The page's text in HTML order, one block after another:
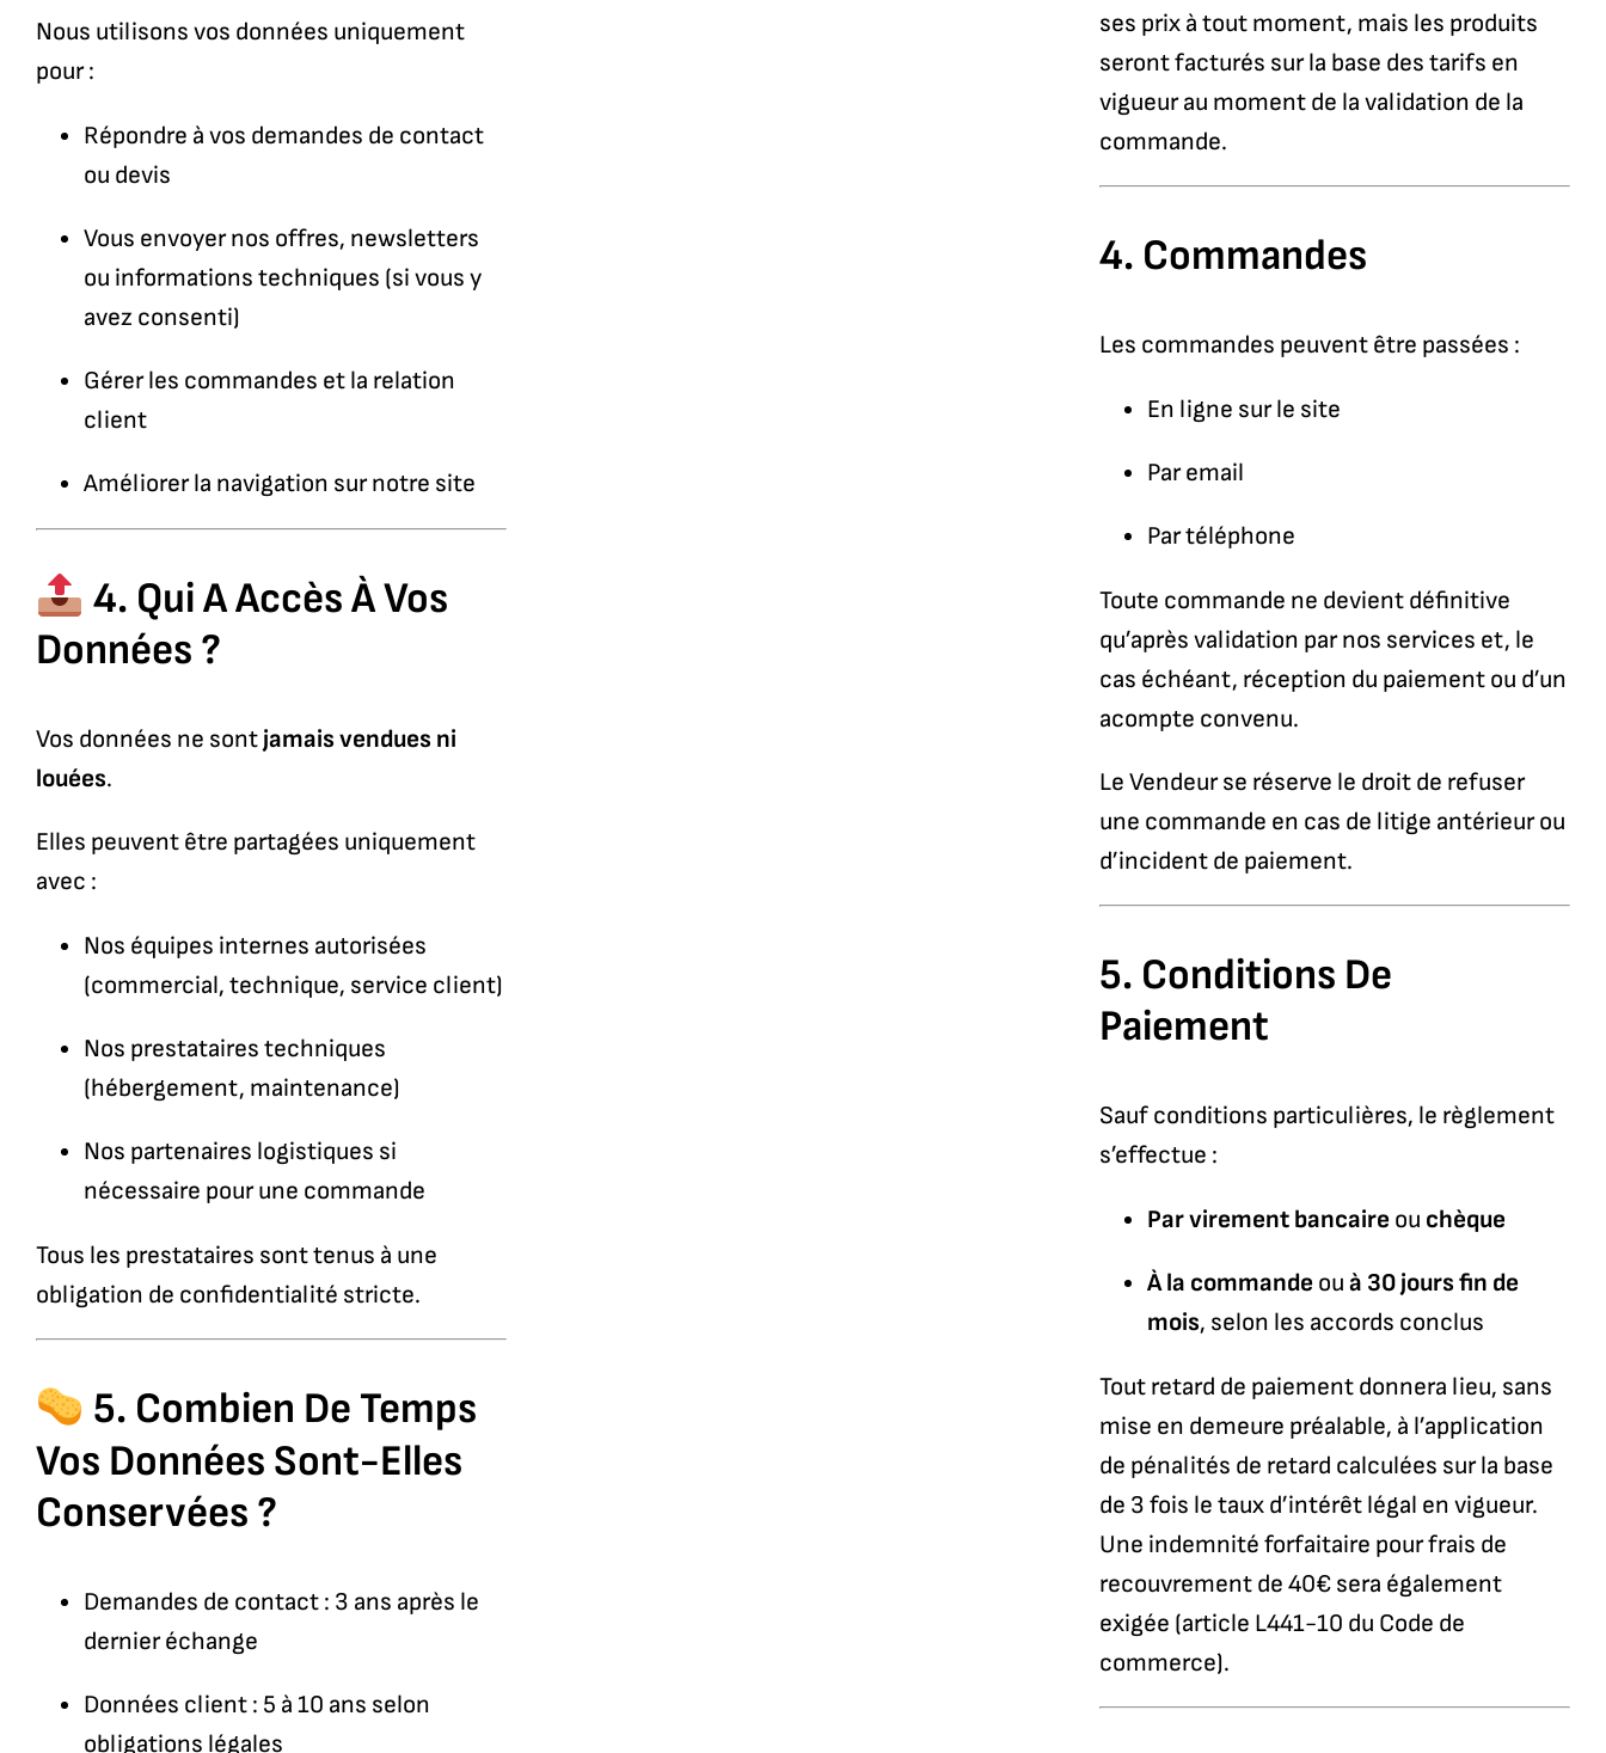
Nous utilisons vos données uniquement
pour :
Répondre à vos demandes de contact
ou devis
Vous envoyer nos offres, newsletters
ou informations techniques (si vous y
avez consenti)
Gérer les commandes et la relation
client
Améliorer la navigation sur notre site
4. Qui A Accès À Vos
Données ?
Vos données ne sont jamais vendues ni
louées.
Elles peuvent être partagées uniquement
avec :
Nos équipes internes autorisées
(commercial, technique, service client)
Nos prestataires techniques
(hébergement, maintenance)
Nos partenaires logistiques si
nécessaire pour une commande
Tous les prestataires sont tenus à une
obligation de confidentialité stricte.
5. Combien De Temps
Vos Données Sont-Elles
Conservées ?
Demandes de contact : 3 ans après le
dernier échange
Données client : 5 à 10 ans selon
obligations légales
ses prix à tout moment, mais les produits
seront facturés sur la base des tarifs en
vigueur au moment de la validation de la
commande.
4. Commandes
Les commandes peuvent être passées :
En ligne sur le site
Par email
Par téléphone
Toute commande ne devient définitive
qu’après validation par nos services et, le
cas échéant, réception du paiement ou d’un
acompte convenu.
Le Vendeur se réserve le droit de refuser
une commande en cas de litige antérieur ou
d’incident de paiement.
5. Conditions De
Paiement
Sauf conditions particulières, le règlement
s’effectue :
Par virement bancaire ou chèque
À la commande ouà 30 jours fin de
mois, selon les accords conclus
Tout retard de paiement donnera lieu, sans
mise en demeure préalable, à l’application
de pénalités de retard calculées sur la base
de 3 fois le taux d’intérêt légal en vigueur.
Une indemnité forfaitaire pour frais de
recouvrement de 40€ sera également
exigée (article L441-10 du Code de
commerce).